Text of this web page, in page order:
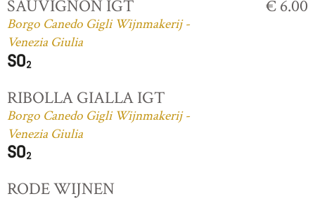
SAUVIGNON IGT
Borgo Canedo Gigli Wijnmakerij -
Venezia Giulia
€ 6.00
RIBOLLA GIALLA IGT
Borgo Canedo Gigli Wijnmakerij -
Venezia Giulia
RODE WIJNEN